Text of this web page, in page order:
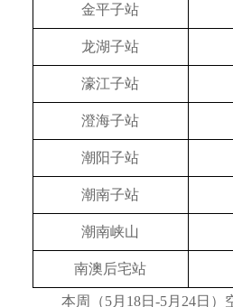
金平子站
龙湖子站
濠江子站
澄海子站
潮阳子站
潮南子站
潮南峡山
南澳后宅站
本周（5月18日-5月24日）